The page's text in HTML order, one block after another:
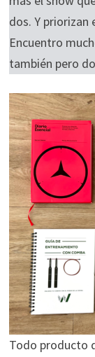
dos. Y
Encuentro
también pero
Todo producto